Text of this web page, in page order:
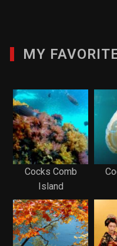
MY
Cocks Comb
Island